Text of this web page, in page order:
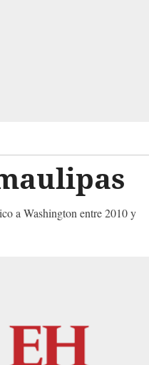
a Washington entre 2010 y